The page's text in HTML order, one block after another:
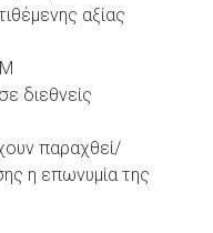
αξίας
διεθνείς
παραχθεί/
η επωνυμία της